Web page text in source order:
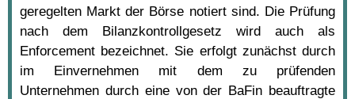
geregelten Markt der Börse notiert sind. Die Prüfung
nach dem Bilanzkontrollgesetz wird auch als
Enforcement bezeichnet. Sie erfolgt zunächst durch
im Einvernehmen mit dem zu prüfenden
Unternehmen durch eine von der BaFin beauftragte